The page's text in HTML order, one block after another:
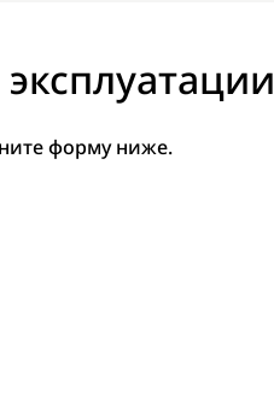
форму ниже.